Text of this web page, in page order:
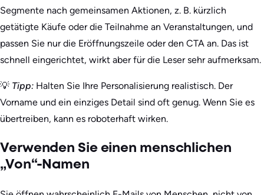
Segmente nach gemeinsamen Aktionen, z. B. kürzlich
getätigte Käufe oder die Teilnahme an Veranstaltungen, und
passen Sie nur die Eröffnungszeile oder den CTA an. Das ist
schnell eingerichtet, wirkt aber für die Leser sehr aufmerksam.
💡 Tipp: Halten Sie Ihre Personalisierung realistisch. Der
Vorname und ein einziges Detail sind oft genug. Wenn Sie es
übertreiben, kann es roboterhaft wirken.
Verwenden Sie einen menschlichen
„Von“-Namen